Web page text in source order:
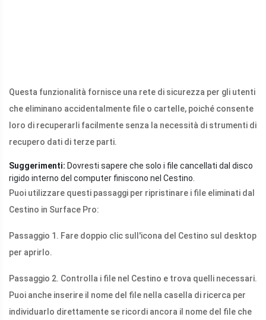
Questa funzionalità fornisce una rete di sicurezza per gli utenti
che eliminano accidentalmente file o cartelle, poiché consente
loro di recuperarli facilmente senza la necessità di strumenti di
recupero dati di terze parti.
Suggerimenti: Dovresti sapere che solo i file cancellati dal disco
rigido interno del computer finiscono nel Cestino.
Puoi utilizzare questi passaggi per ripristinare i file eliminati dal
Cestino in Surface Pro:
Passaggio 1. Fare doppio clic sull'icona del Cestino sul desktop
per aprirlo.
Passaggio 2. Controlla i file nel Cestino e trova quelli necessari.
Puoi anche inserire il nome del file nella casella di ricerca per
individuarlo direttamente se ricordi ancora il nome del file che